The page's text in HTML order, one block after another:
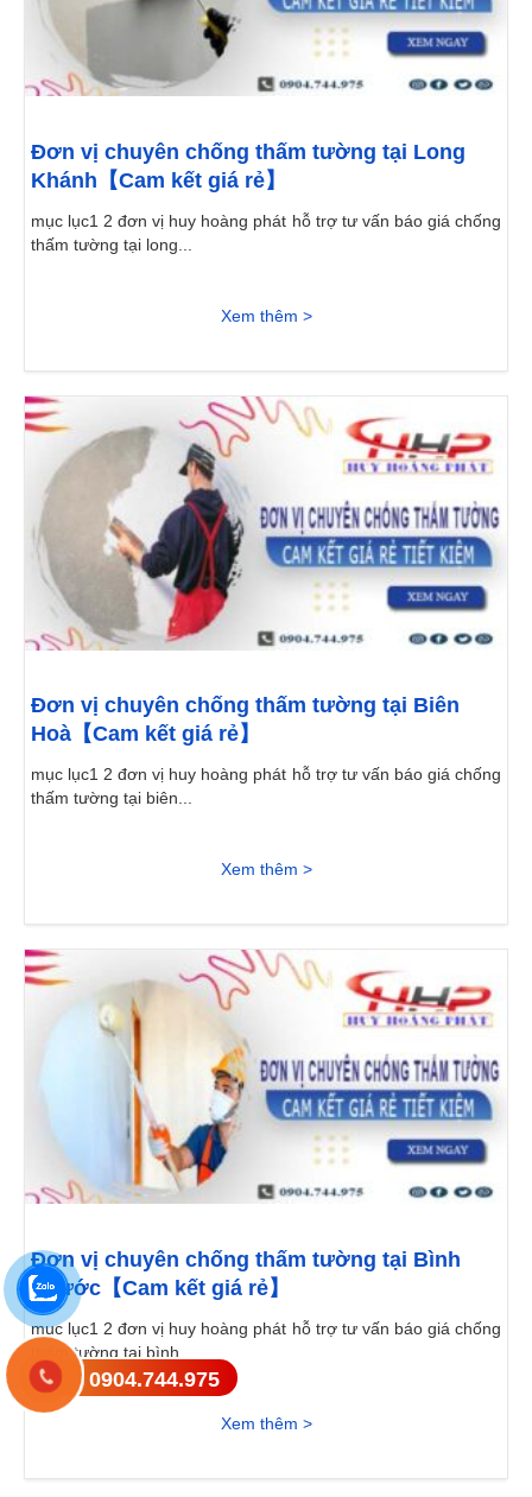
Đơn vị chuyên chống thấm tường tại Long
Khánh【Cam kết giá rẻ】
mục lục1 2 đơn vị huy hoàng phát hỗ trợ tư vấn báo giá chống
thấm tường tại long...
Xem thêm >
Đơn vị chuyên chống thấm tường tại Biên
Hoà【Cam kết giá rẻ】
mục lục1 2 đơn vị huy hoàng phát hỗ trợ tư vấn báo giá chống
thấm tường tại biên...
Xem thêm >
Đơn vị chuyên chống thấm tường tại Bình
Phước【Cam kết giá rẻ】
mục lục1 2 đơn vị huy hoàng phát hỗ trợ tư vấn báo giá chống
thấm tường tại bình...
Xem thêm >
0904.744.975